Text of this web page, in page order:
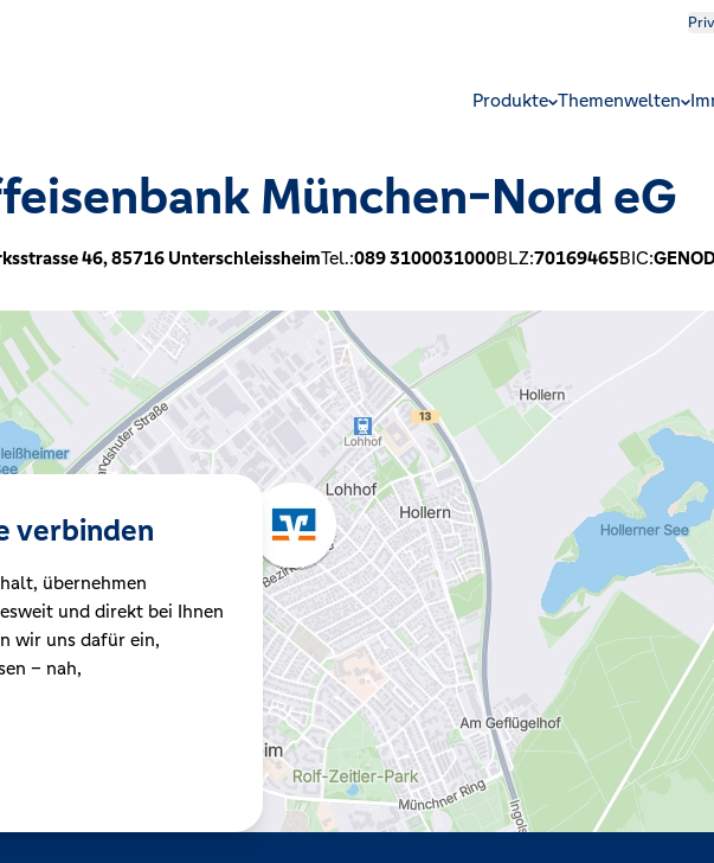
Produkte Themenwelten
München-Nord eG
46,85716 UnterschleissheimTel.:089 3100031000BLZ:70169465BIC:
verbinden
übernehmen
und direkt bei Ihnen
wir uns dafür ein,
– nah,